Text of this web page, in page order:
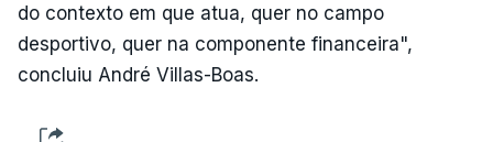
do contexto em que atua, quer no campo
desportivo, quer na componente financeira",
concluiu André Villas-Boas.